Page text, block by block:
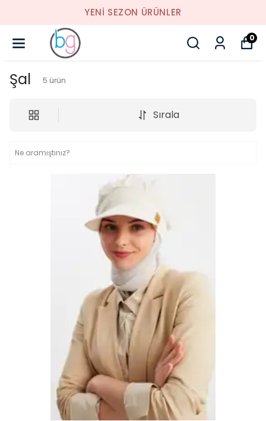
YENI SEZON ÜRÜNLER
0
Şal 5 ürün
Sırala